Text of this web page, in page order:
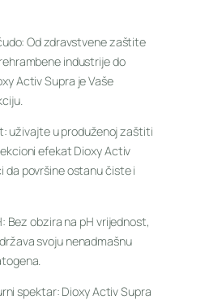
Od zdravstvene zaštite
industrije do
Activ Supra je Vaše
uživajte u produženoj zaštiti
efekat Dioxy Activ
da površine ostanu čiste i
Bez obzira na pH vrijednost,
svoju nenadmašnu
spektar: Dioxy Activ Supra